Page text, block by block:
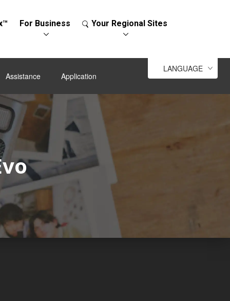
For Business Your Regional Sites
LANGUAGE
Assistance Application